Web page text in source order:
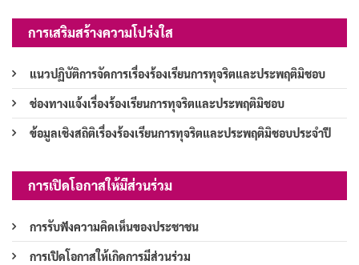
การเสริมสร้างความโปร่งใส
แนวปฏิบัติการจัดการเรื่องร้องเรียนการทุจริตและประพฤติมิชอบ
ช่องทางแจ้งเรื่องร้องเรียนการทุจริตและประพฤติมิชอบ
ข้อมูลเชิงสถิติเรื่องร้องเรียนการทุจริตและประพฤติมิชอบประจำปี
การเปิดโอกาสให้มีส่วนร่วม
การรับฟังความคิดเห็นของประชาชน
การเปิดโอกาสให้เกิดการมีส่วนร่วม